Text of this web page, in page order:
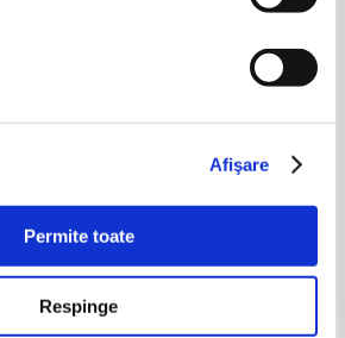
Afişare
Permite toate
Respinge
Tom Conley - The graphic
unconscious in early modern
Adaugă în coș